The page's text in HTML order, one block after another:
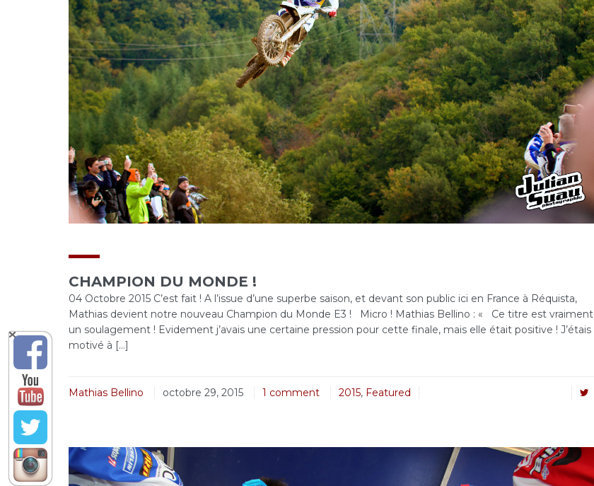
CHAMPION DU MONDE !
04 Octobre 2015 C’est fait ! A l’issue d’une superbe saison, et devant son public ici en France à Réquista,
Mathias devient notre nouveau Champion du Monde E3 ! Micro ! Mathias Bellino : « Ce titre est vraiment
un soulagement ! Evidement j’avais une certaine pression pour cette finale, mais elle était positive ! J’étais
motivé à […]
Mathias Bellino octobre 29, 2015 1 comment 2015, Featured